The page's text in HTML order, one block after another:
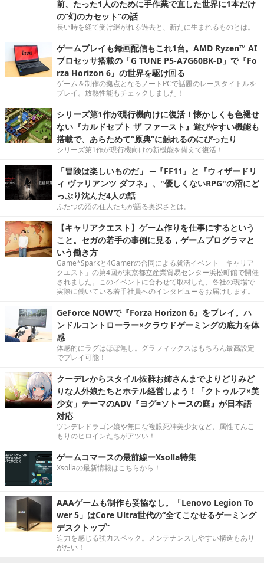
前、たった1人のために手作業で直した世界に1本だけ
の“幻のカセット”の話
長い時を経て受け継がれる過去と、新たに生まれるものとは。
ゲームプレイも録画配信もこれ1台。AMD Ryzen™ AI
プロセッサ搭載の「G TUNE P5-A7G60BK-D」で『Fo
rza Horizon 6』の世界を駆け回る
ゲーム＆制作の拠点となるノートPCで話題のレースタイトルを
プレイ。放熱性能もチェックしました！
シリーズ第1作が現行機向けに復活！懐かしくも色褪せ
ない『カルドセプト ザ ファースト』遊びやすい機能も
搭載で、あらためて“原典”に触れるのにぴったり
シリーズ第1作が現行機向けの新機能を備えて復活！
「冒険は楽しいものだ」 ─『FF11』と『ウィザードリ
ィ ヴァリアンツ ダフネ』、"優しくないRPG"の沼にど
っぷり沈んだ4人の話
ふたつの沼の住人たちが語る奥深さとは。
【キャリアクエスト】ゲーム作りを仕事にするという
こと。セガの若手の事例に見る，ゲームプログラマと
いう働き方
Game*Sparkと4Gamerの合同による就活イベント「キャリア
クエスト」の第4回が東京都立産業貿易センター浜松町館で開催
されました。このイベントに合わせて取材した、各社の現場で
実際に働いている若手社員へのインタビューをお届けします。
GeForce NOWで『Forza Horizon 6』をプレイ。ハ
ンドルコントローラー×クラウドゲーミングの底力を体
感
体感的にラグはほぼ無し。グラフィックスはもちろん最高設定
でプレイ可能！
クーデレからスタイル抜群お姉さんまでよりどりみど
りな人外娘たちとホテル経営しよう！「クトゥルフ×美
少女」テーマのADV『ヨグ=ソトースの庭』が日本語
対応
ツンデレドラゴン娘や無口な複眼死神美少女など、属性てんこ
もりのヒロインたちがアツい！
ゲームコマースの最前線ーXsolla特集
Xsollaの最新情報はこちらから！
AAAゲームも制作も妥協なし。「Lenovo Legion To
wer 5」はCore Ultra世代の“全てこなせるゲーミング
デスクトップ”
迫力を感じる強力スペック。メンテナンスしやすい構造もあり
がたい！